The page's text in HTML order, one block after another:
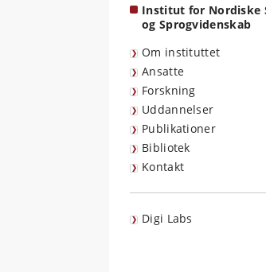
Institut for Nordiske
og Sprogvidenskab
Om instituttet
Ansatte
Forskning
Uddannelser
Publikationer
Bibliotek
Kontakt
Digi Labs